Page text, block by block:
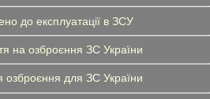
до експлуатації в ЗСУ
на озброєння ЗС України
озброєння для ЗС України